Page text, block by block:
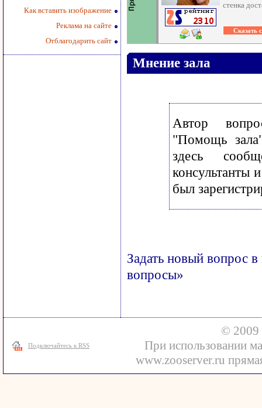
Как вставить изображение
Реклама на сайте
Отблагодарить сайт
стенка
Мнение зала
Автор
"Помощь
здесь
консультанты
был
Задать новый вопрос
вопросы»
Подключайтесь к RSS
© 2009
При использовании
www.zooserver.ru